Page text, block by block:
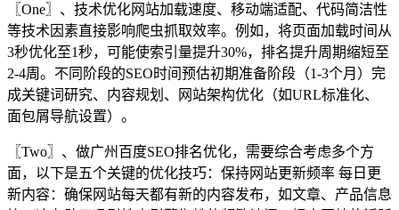
〖One〗、技术优化网站加载速度、移动端适配、代码简洁性
等技术因素直接影响爬虫抓取效率。例如，将页面加载时间从
3秒优化至1秒，可能使索引量提升30%，排名提升周期缩短至
2-4周。不同阶段的SEO时间预估初期准备阶段（1-3个月）完
成关键词研究、内容规划、网站架构优化（如URL标准化、
面包屑导航设置）。
〖Two〗、做广州百度SEO排名优化，需要综合考虑多个方
面，以下是五个关键的优化技巧：保持网站更新频率 每日更
新内容：确保网站每天都有新的内容发布，如文章、产品信息